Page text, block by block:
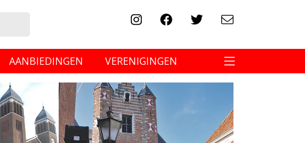
AANBIEDINGEN VERENIGINGEN